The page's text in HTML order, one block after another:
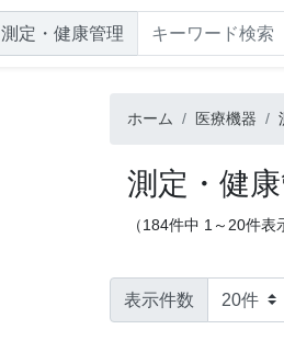
測定・健康管理
ホーム 医療機器
測定・健
（184件中 1～20件表
表示件数